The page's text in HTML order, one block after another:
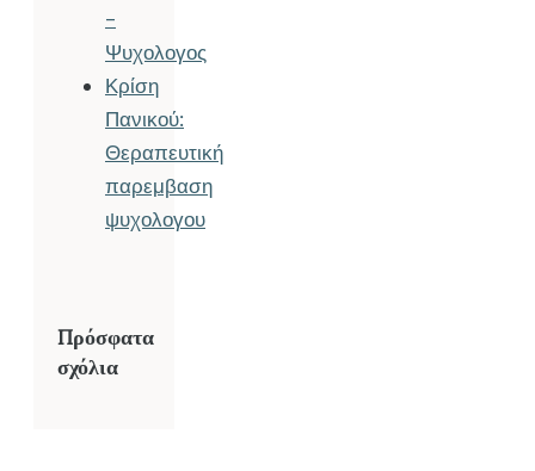
–
Ψυχολογος
Κρίση
Πανικού:
Θεραπευτική
παρεμβαση
ψυχολογου
Πρόσφατα
σχόλια